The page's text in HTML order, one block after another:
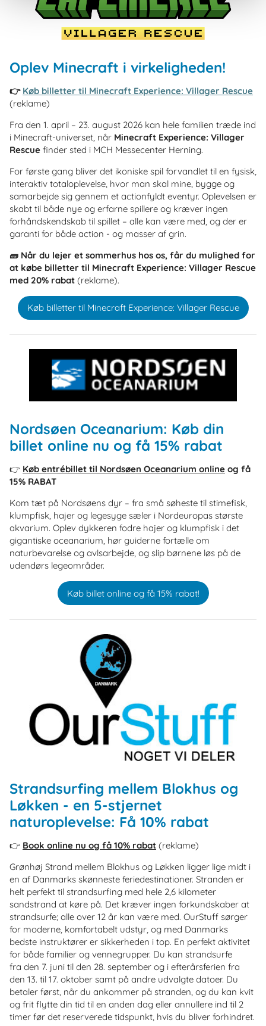
Oplev Minecraft i virkeligheden!
👉 Køb billetter til Minecraft Experience: Villager Rescue
(reklame)
Fra den 1. april – 23. august 2026 kan hele familien træde ind
i Minecraft-universet, når Minecraft Experience: Villager
Rescue finder sted i MCH Messecenter Herning.
For første gang bliver det ikoniske spil forvandlet til en fysisk,
interaktiv totaloplevelse, hvor man skal mine, bygge og
samarbejde sig gennem et actionfyldt eventyr. Oplevelsen er
skabt til både nye og erfarne spillere og kræver ingen
forhåndskendskab til spillet – alle kan være med, og der er
garanti for både action - og masser af grin.
🧱 Når du lejer et sommerhus hos os, får du mulighed for
at købe billetter til Minecraft Experience: Villager Rescue
med 20% rabat (reklame).
Køb billetter til Minecraft Experience: Villager Rescue
Nordsøen Oceanarium: Køb din
billet online nu og få 15% rabat
👉 Køb entrébillet til Nordsøen Oceanarium online og få
15% RABAT
Kom tæt på Nordsøens dyr – fra små søheste til stimefisk,
klumpfisk, hajer og legesyge sæler i Nordeuropas største
akvarium. Oplev dykkeren fodre hajer og klumpfisk i det
gigantiske oceanarium, hør guiderne fortælle om
naturbevarelse og avlsarbejde, og slip børnene løs på de
udendørs legeområder.
Køb billet online og få 15% rabat!
Strandsurfing mellem Blokhus og
Løkken - en 5-stjernet
naturoplevelse: Få 10% rabat
👉 Book online nu og få 10% rabat (reklame)
Grønhøj Strand mellem Blokhus og Løkken ligger lige midt i
en af Danmarks skønneste feriedestinationer. Stranden er
helt perfekt til strandsurfing med hele 2,6 kilometer
sandstrand at køre på. Det kræver ingen forkundskaber at
strandsurfe; alle over 12 år kan være med. OurStuff sørger
for moderne, komfortabelt udstyr, og med Danmarks
bedste instruktører er sikkerheden i top. En perfekt aktivitet
for både familier og vennegrupper. Du kan strandsurfe
fra den 7. juni til den 28. september og i efterårsferien fra
den 13. til 17. oktober samt på andre udvalgte datoer. Du
betaler først, når du ankommer på stranden, og du kan kvit
og frit flytte din tid til en anden dag eller annullere ind til 2
timer før det reserverede tidspunkt, hvis du bliver forhindret.